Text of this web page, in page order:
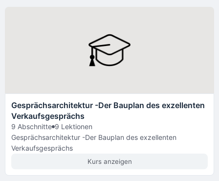
Gesprächsarchitektur -Der Bauplan des exzellenten
Verkaufsgesprächs
9 Abschnitte 9 Lektionen
Gesprächsarchitektur -Der Bauplan des exzellenten
Verkaufsgesprächs
Kurs anzeigen